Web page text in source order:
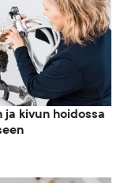
ja kivun hoidossa